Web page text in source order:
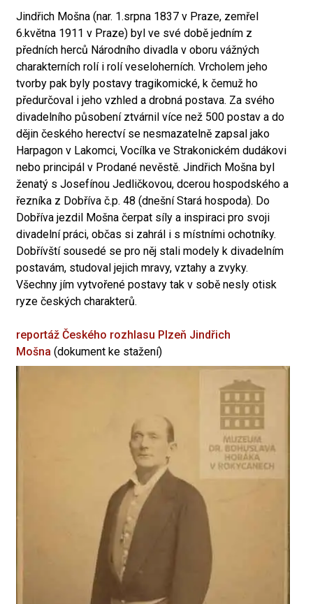
Jindřich Mošna (nar. 1.srpna 1837 v Praze, zemřel
6.května 1911 v Praze) byl ve své době jedním z
předních herců Národního divadla v oboru vážných
charakterních rolí i rolí veseloherních. Vrcholem jeho
tvorby pak byly postavy tragikomické, k čemuž ho
předurčoval i jeho vzhled a drobná postava. Za svého
divadelního působení ztvárnil více než 500 postav a do
dějin českého herectví se nesmazatelně zapsal jako
Harpagon v Lakomci, Vocílka ve Strakonickém dudákovi
nebo principál v Prodané nevěstě. Jindřich Mošna byl
ženatý s Josefínou Jedličkovou, dcerou hospodského a
řezníka z Dobříva č.p. 48 (dnešní Stará hospoda). Do
Dobříva jezdil Mošna čerpat síly a inspiraci pro svoji
divadelní práci, občas si zahrál i s místními ochotníky.
Dobřívští sousedé se pro něj stali modely k divadelním
postavám, studoval jejich mravy, vztahy a zvyky.
Všechny jím vytvořené postavy tak v sobě nesly otisk
ryze českých charakterů.
reportáž Českého rozhlasu Plzeň Jindřich
Mošna (dokument ke stažení)